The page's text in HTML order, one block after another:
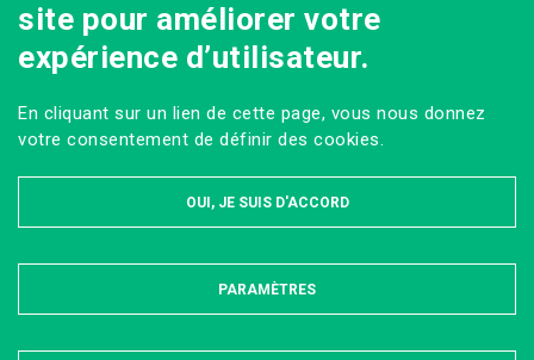
PÔLE IMAGE
PRESSE
Sur les réseaux
MENTIONS LÉGALES ET DONNÉES PERSONNELLES
site pour améliorer votre
expérience d’utilisateur.
En cliquant sur un lien de cette page, vous nous donnez
votre consentement de définir des cookies.
OUI, JE SUIS D'ACCORD
MASQUER
PARAMÈTRES